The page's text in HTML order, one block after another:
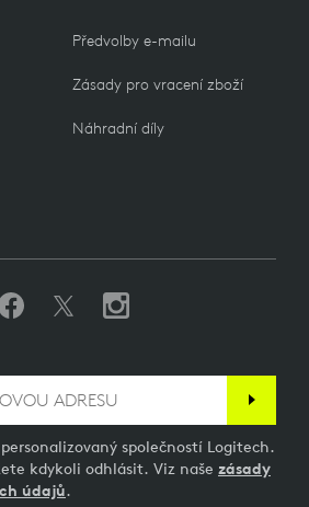
Předvolby e-mailu
Zásady pro vracení zboží
Náhradní díly
společností Logitech.
kdykoli odhlásit. Viz naše zásady
údajů.